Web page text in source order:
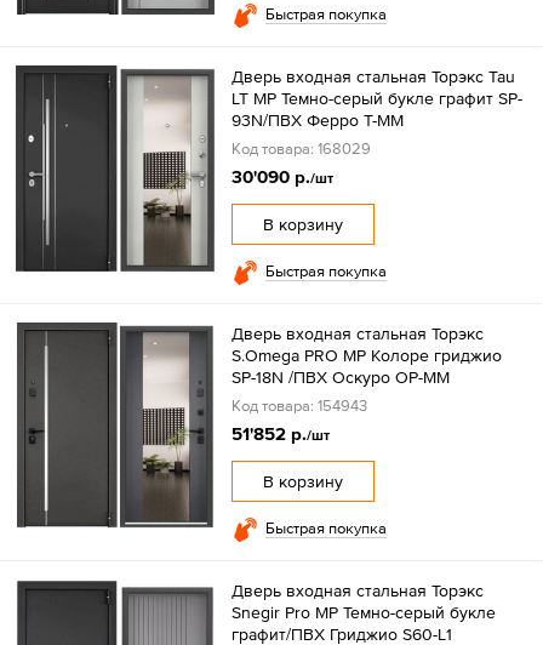
Быстрая покупка
Дверь входная стальная Торэкс Tau
LT MP Темно-серый букле графит SP-
93N/ПВХ Ферро Т-ММ
Код товара: 168029
30'090 р./шт
В корзину
Быстрая покупка
Дверь входная стальная Торэкс
S.Omega PRO MP Колоре гриджио
SP-18N /ПВХ Оскуро OP-ММ
Код товара: 154943
51'852 р./шт
В корзину
Быстрая покупка
Дверь входная стальная Торэкс
Snegir Pro MP Темно-серый букле
графит/ПВХ Гриджио S60-L1